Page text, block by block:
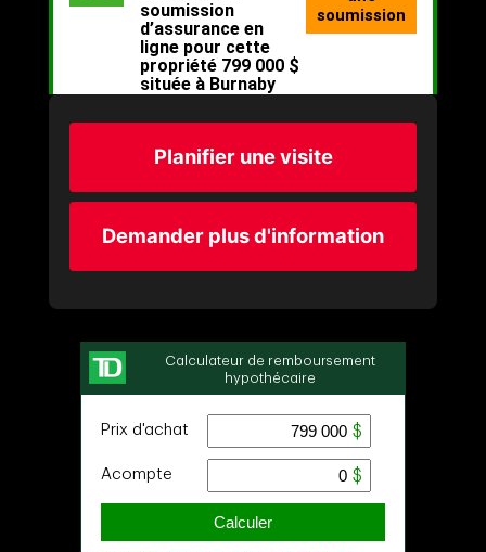
Planifier une visite
Demander plus d'information